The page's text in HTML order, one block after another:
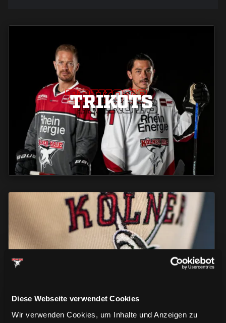
Diese Webseite verwendet Cookies
Wir verwenden Cookies, um Inhalte und Anzeigen zu
TRIKOTS
TRIKOTS
TRIKOTS